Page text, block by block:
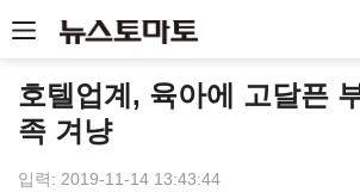
호텔업계, 육아에 고달픈
족 겨냥
입력: 2019-11-14 13:43:44